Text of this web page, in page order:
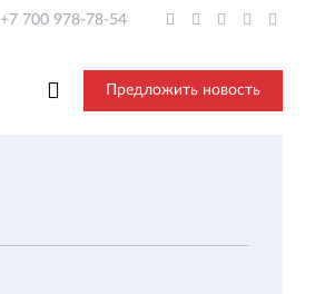
+7 700 978-78-54
Предложить новость